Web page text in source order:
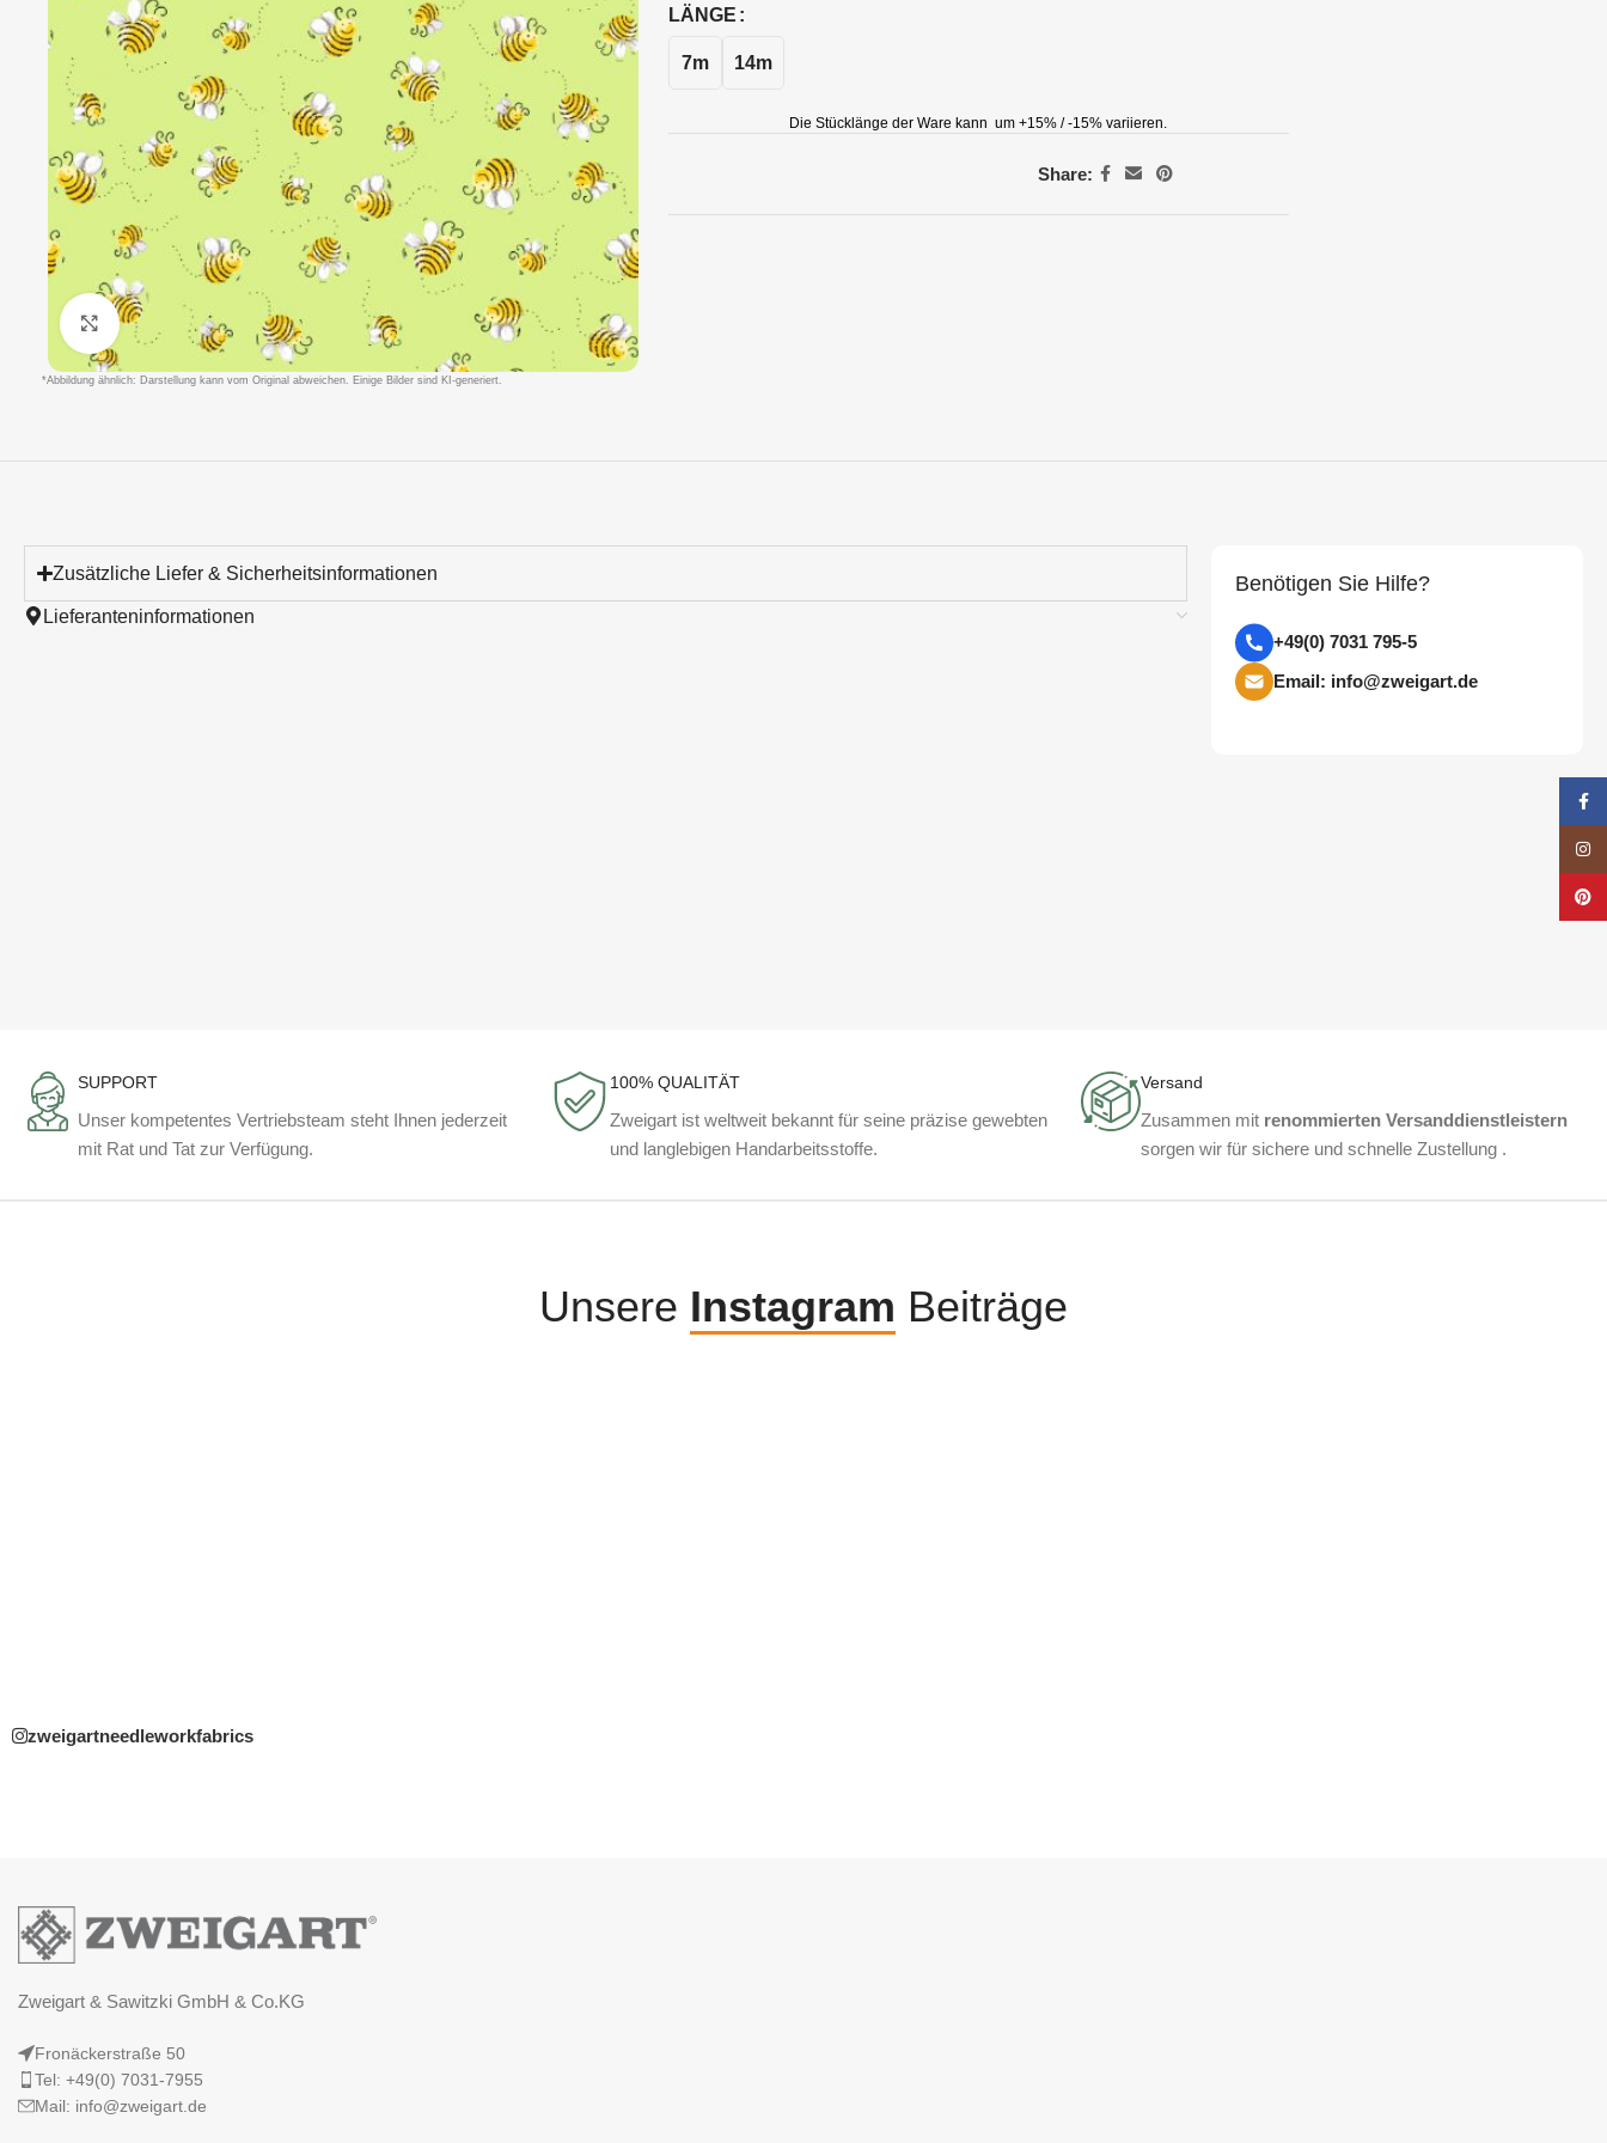
Klicken um zu vergrößern
*Abbildung ähnlich: Darstellung kann vom Original abweichen. Einige Bilder sind KI-generiert.
LÄNGE
7m 14m
Die Stücklänge der Ware kann um +15% / -15% variieren.
Share:
Zusätzliche Liefer & Sicherheitsinformationen
Lieferanteninformationen
Benötigen Sie Hilfe?
+49(0) 7031 795-5
Email: info@zweigart.de
SUPPORT
Unser kompetentes Vertriebsteam steht Ihnen jederzeit
mit Rat und Tat zur Verfügung.
100% QUALITÄT
Zweigart ist weltweit bekannt für seine präzise gewebten
und langlebigen Handarbeitsstoffe.
Versand
Zusammen mit renommierten Versanddienstleistern
sorgen wir für sichere und schnelle Zustellung .
Unsere Instagram Beiträge
zweigartneedleworkfabrics
Zweigart & Sawitzki GmbH & Co.KG
Fronäckerstraße 50
Tel: +49(0) 7031-7955
Mail: info@zweigart.de